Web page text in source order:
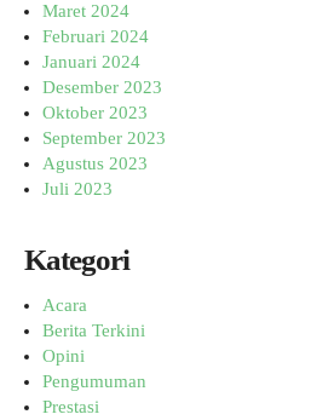
Maret 2024
Februari 2024
Januari 2024
Desember 2023
Oktober 2023
September 2023
Agustus 2023
Juli 2023
Kategori
Acara
Berita Terkini
Opini
Pengumuman
Prestasi